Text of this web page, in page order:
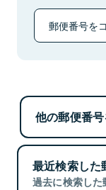
郵便番号を
他の郵便番
最近検索した
過去に検索した